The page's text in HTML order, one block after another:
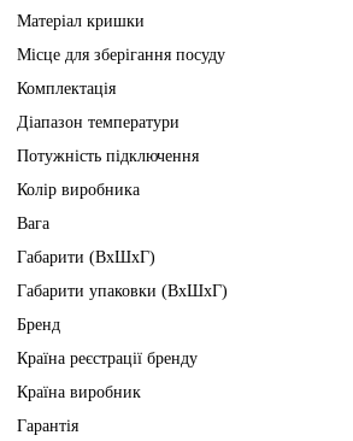
Матеріал кришки
Місце для зберігання посуду
Комплектація
Діапазон температури
Потужність підключення
Колір виробника
Вага
Габарити (ВхШхГ)
Габарити упаковки (ВхШхГ)
Бренд
Країна реєстрації бренду
Країна виробник
Гарантія